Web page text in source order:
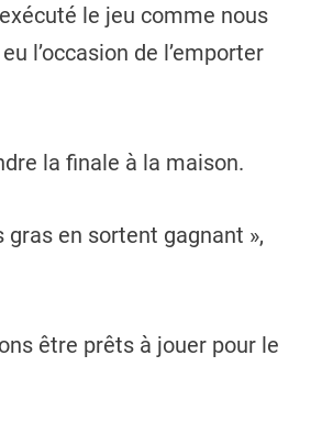
le jeu comme nous
l’occasion de l’emporter
la finale à la maison.
gras en sortent gagnant »,
être prêts à jouer pour le